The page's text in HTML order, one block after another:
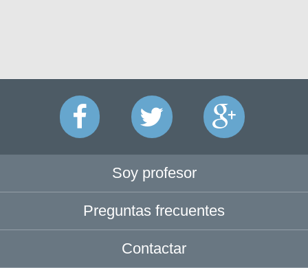
Soy profesor
Preguntas frecuentes
Contactar